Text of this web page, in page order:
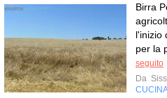
Birra
l'inizio
per la
seguito
Da